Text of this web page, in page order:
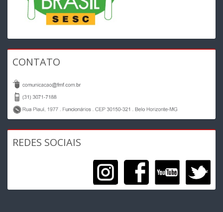
CONTATO
REDES SOCIAIS